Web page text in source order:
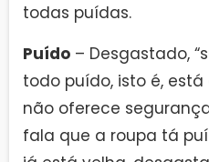
todas puídas.
Puído – Desgastado,
todo puído, isto é,
não oferece
fala que a roupa tá